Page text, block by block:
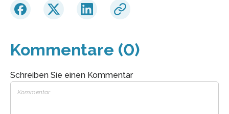
Kommentare (0)
Schreiben Sie einen Kommentar